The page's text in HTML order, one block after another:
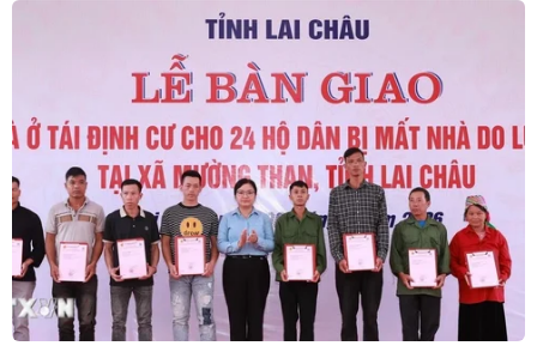
TIN CÙNG CHUYÊN MỤC
Ngoại giao kinh tế: Kiến tạo hệ sinh
thái đồng hành và thúc đẩy tự chủ
công nghệ
06/08/2026 15:33
Tiêu chí mới phân loại doanh nghiệp
để thực hiện cơ cấu lại vốn nhà nước
06/08/2026 15:08